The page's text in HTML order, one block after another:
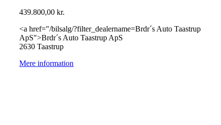
439.800,00kr.
<a href="/bilsalg/?filter_dealername=Brdr´s Auto Taastrup
ApS">Brdr´s Auto Taastrup ApS
2630 Taastrup
Mere information